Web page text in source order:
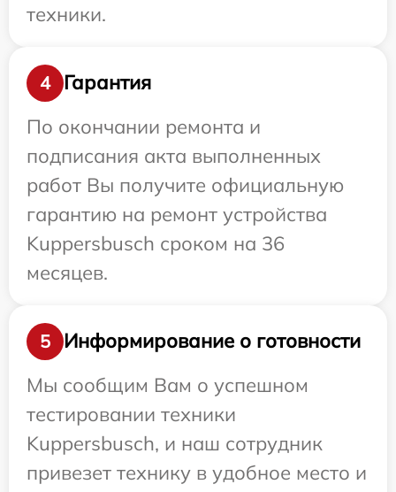
техники.
4
Гарантия
По окончании ремонта и
подписания акта выполненных
работ Вы получите официальную
гарантию на ремонт устройства
Kuppersbusch сроком на 36
месяцев.
5
Информирование о готовности
Мы сообщим Вам о успешном
тестировании техники
Kuppersbusch, и наш сотрудник
привезет технику в удобное место и